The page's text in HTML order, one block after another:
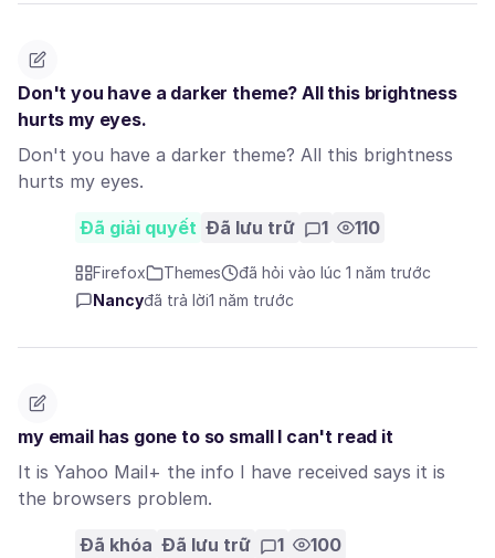
Don't you have a darker theme? All this brightness
hurts my eyes.
Don't you have a darker theme? All this brightness
hurts my eyes.
Đã giải quyết Đã lưu trữ 1 110
Firefox Themes
đã hỏi vào lúc 1 năm trước
Nancyđã trả lời1 năm trước
my email has gone to so small I can't read it
It is Yahoo Mail+ the info I have received says it is
the browsers problem.
Đã khóa Đã lưu trữ 1 100